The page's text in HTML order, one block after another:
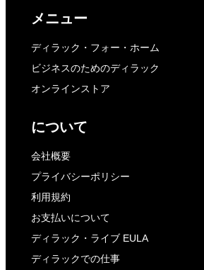
メニュー
ディラック・フォー・ホーム
ビジネスのためのディラック
オンラインストア
について
会社概要
プライバシーポリシー
利用規約
お支払いについて
ディラック・ライブ EULA
ディラックでの仕事